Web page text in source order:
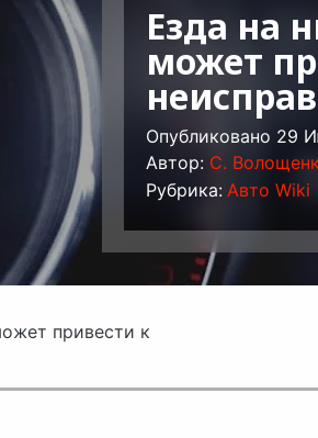
Езда на
может
Опубликовано 29
Автор: C.
Рубрика: Авто Wiki
привести к